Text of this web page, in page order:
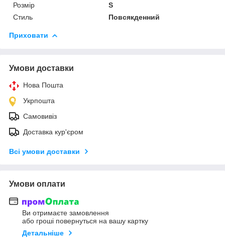
Розмір
S
Стиль
Повсякденний
Приховати
Умови доставки
Нова Пошта
Укрпошта
Самовивіз
Доставка кур'єром
Всі умови доставки
Умови оплати
Ви отримаєте замовлення
або гроші повернуться на вашу картку
Детальніше